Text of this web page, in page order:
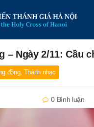
– Ngày 2/11: Cầu
đồng, Thánh nhạc
0 Bình luận